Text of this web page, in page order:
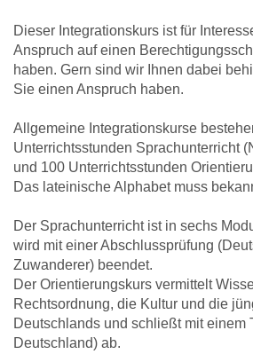
Dieser Integrationskurs ist für
Anspruch auf einen
haben. Gern sind wir Ihnen dabei
Sie einen Anspruch haben.
Allgemeine Integrationskurse
Unterrichtsstunden Sprachunterricht
und 100 Unterrichtsstunden
Das lateinische Alphabet muss
Der Sprachunterricht ist in sechs
wird mit einer Abschlussprüfung
Zuwanderer) beendet.
Der Orientierungskurs vermittelt
Rechtsordnung, die Kultur und die
Deutschlands und schließt mit einem
Deutschland) ab.